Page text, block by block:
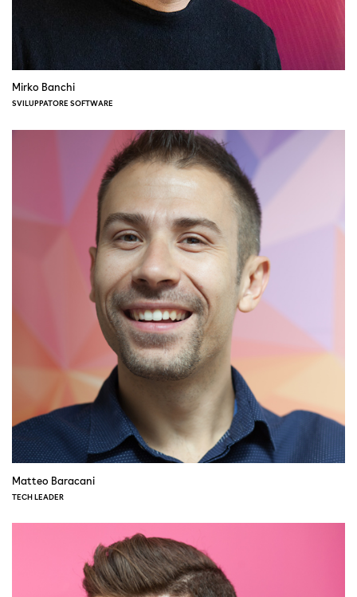
Mirko Banchi
SVILUPPATORE SOFTWARE
Matteo Baracani
TECH LEADER